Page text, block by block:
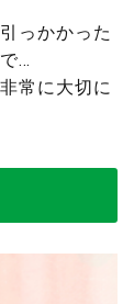
っかかった
…
常に大切に